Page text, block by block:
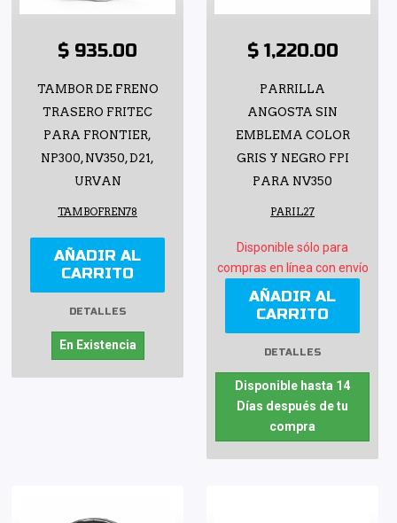
$ 935.00
TAMBOR DE FRENO
TRASERO FRITEC
PARA FRONTIER,
NP300, NV350, D21,
URVAN
TAMBOFREN78
AÑADIR AL
CARRITO
DETALLES
En Existencia
$ 1,220.00
PARRILLA
ANGOSTA SIN
EMBLEMA COLOR
GRIS Y NEGRO FPI
PARA NV350
PARIL27
Disponible sólo para
compras en línea con envío
AÑADIR AL
CARRITO
DETALLES
Disponible hasta 14
Días después de tu
compra